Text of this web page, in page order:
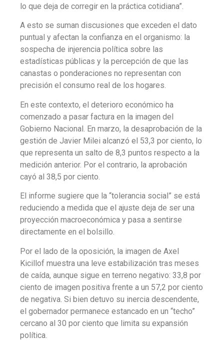
lo que deja de corregir en la práctica cotidiana”.
A esto se suman discusiones que exceden el dato
puntual y afectan la confianza en el organismo: la
sospecha de injerencia política sobre las
estadísticas públicas y la percepción de que las
canastas o ponderaciones no representan con
precisión el consumo real de los hogares.
En este contexto, el deterioro económico ha
comenzado a pasar factura en la imagen del
Gobierno Nacional. En marzo, la desaprobación de la
gestión de Javier Milei alcanzó el 53,3 por ciento, lo
que representa un salto de 8,3 puntos respecto a la
medición anterior. Por el contrario, la aprobación
cayó al 38,5 por ciento.
El informe sugiere que la “tolerancia social” se está
reduciendo a medida que el ajuste deja de ser una
proyección macroeconómica y pasa a sentirse
directamente en el bolsillo.
Por el lado de la oposición, la imagen de Axel
Kicillof muestra una leve estabilización tras meses
de caída, aunque sigue en terreno negativo: 33,8 por
ciento de imagen positiva frente a un 57,2 por ciento
de negativa. Si bien detuvo su inercia descendente,
el gobernador permanece estancado en un “techo”
cercano al 30 por ciento que limita su expansión
política.